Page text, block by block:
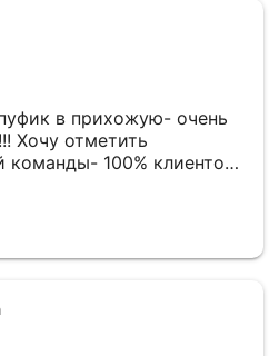
в прихожую- очень
команды- 100% клиенто
При заказе
, что очень
и цвета. Четкая